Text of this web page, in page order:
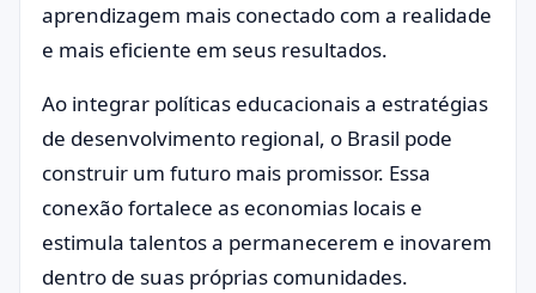
aprendizagem mais conectado com a realidade
e mais eficiente em seus resultados.
Ao integrar políticas educacionais a estratégias
de desenvolvimento regional, o Brasil pode
construir um futuro mais promissor. Essa
conexão fortalece as economias locais e
estimula talentos a permanecerem e inovarem
dentro de suas próprias comunidades.